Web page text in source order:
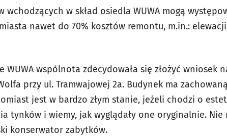
wchodzących w skład osiedla WUWA mogą
nawet do 70% kosztów remontu, m.in.:
WUWA wspólnota zdecydowała się złożyć wniosek
przy ul. Tramwajowej 2a. Budynek ma
jest w bardzo złym stanie, jeżeli chodzi o
tynków i wiemy, jak wyglądały one oryginalnie. Nie
konserwator zabytków.